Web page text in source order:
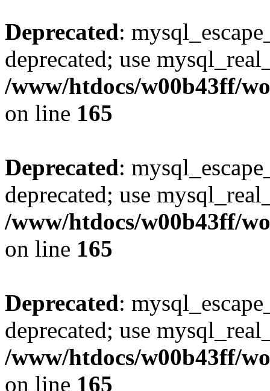
Deprecated:
deprecated; use
/www/htdocs/w00b43ff/
on line 165
Deprecated:
deprecated; use
/www/htdocs/w00b43ff/
on line 165
Deprecated:
deprecated; use
/www/htdocs/w00b43ff/
on line 165